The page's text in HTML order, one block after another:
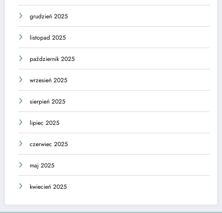
grudzień 2025
listopad 2025
październik 2025
wrzesień 2025
sierpień 2025
lipiec 2025
czerwiec 2025
maj 2025
kwiecień 2025